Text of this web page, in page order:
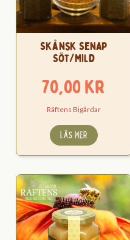
Skånsk Senap
Söt/Mild
70,00kr
Räftens Bigårdar
LÄS MER